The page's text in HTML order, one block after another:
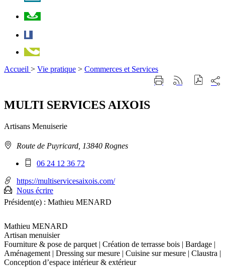
Accueil > Vie pratique > Commerces et Services
ImprimerGénérer
sur
MULTI SERVICES AIXOIS
Artisans Menuiserie
AdresseRoute de Puyricard, 13840 Rognes
Téléphone
:
06 24 12 36 72
https://multiservicesaixois.com/
Nous écrire
Président(e) : Mathieu MENARD
Mathieu MENARD
Artisan menuisier
Fourniture & pose de parquet | Création de terrasse bois | Bardage |
Aménagement | Dressing sur mesure | Cuisine sur mesure | Claustra |
Conception d’espace intérieur & extérieur